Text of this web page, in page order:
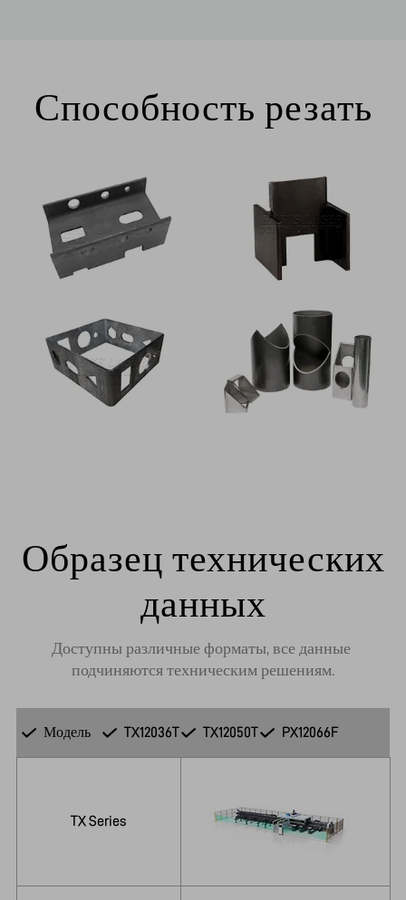
Способность резать
Образец технических
данных
Доступны различные форматы, все данные
подчиняются техническим решениям.
Модель TX12036T TX12050T PX12066F
TX Series